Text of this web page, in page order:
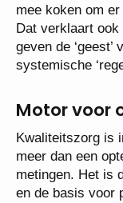
mee koken om
Dat verklaart
geven de
systemische
Motor voor
Kwaliteitszorg is
meer dan een
metingen. Het is
en de basis voor